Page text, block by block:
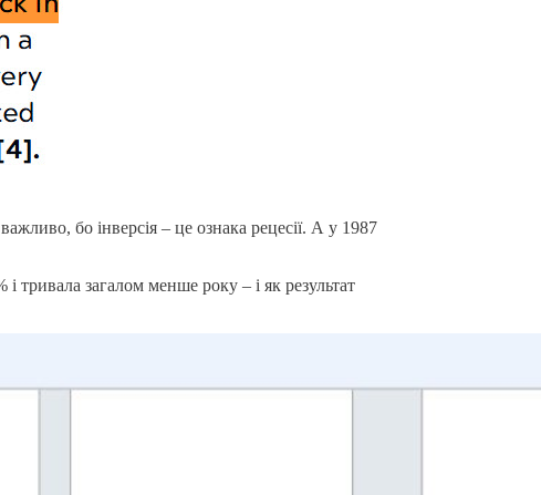
бо інверсія – це ознака рецесії. А у 1987
і тривала загалом менше року – і як результат